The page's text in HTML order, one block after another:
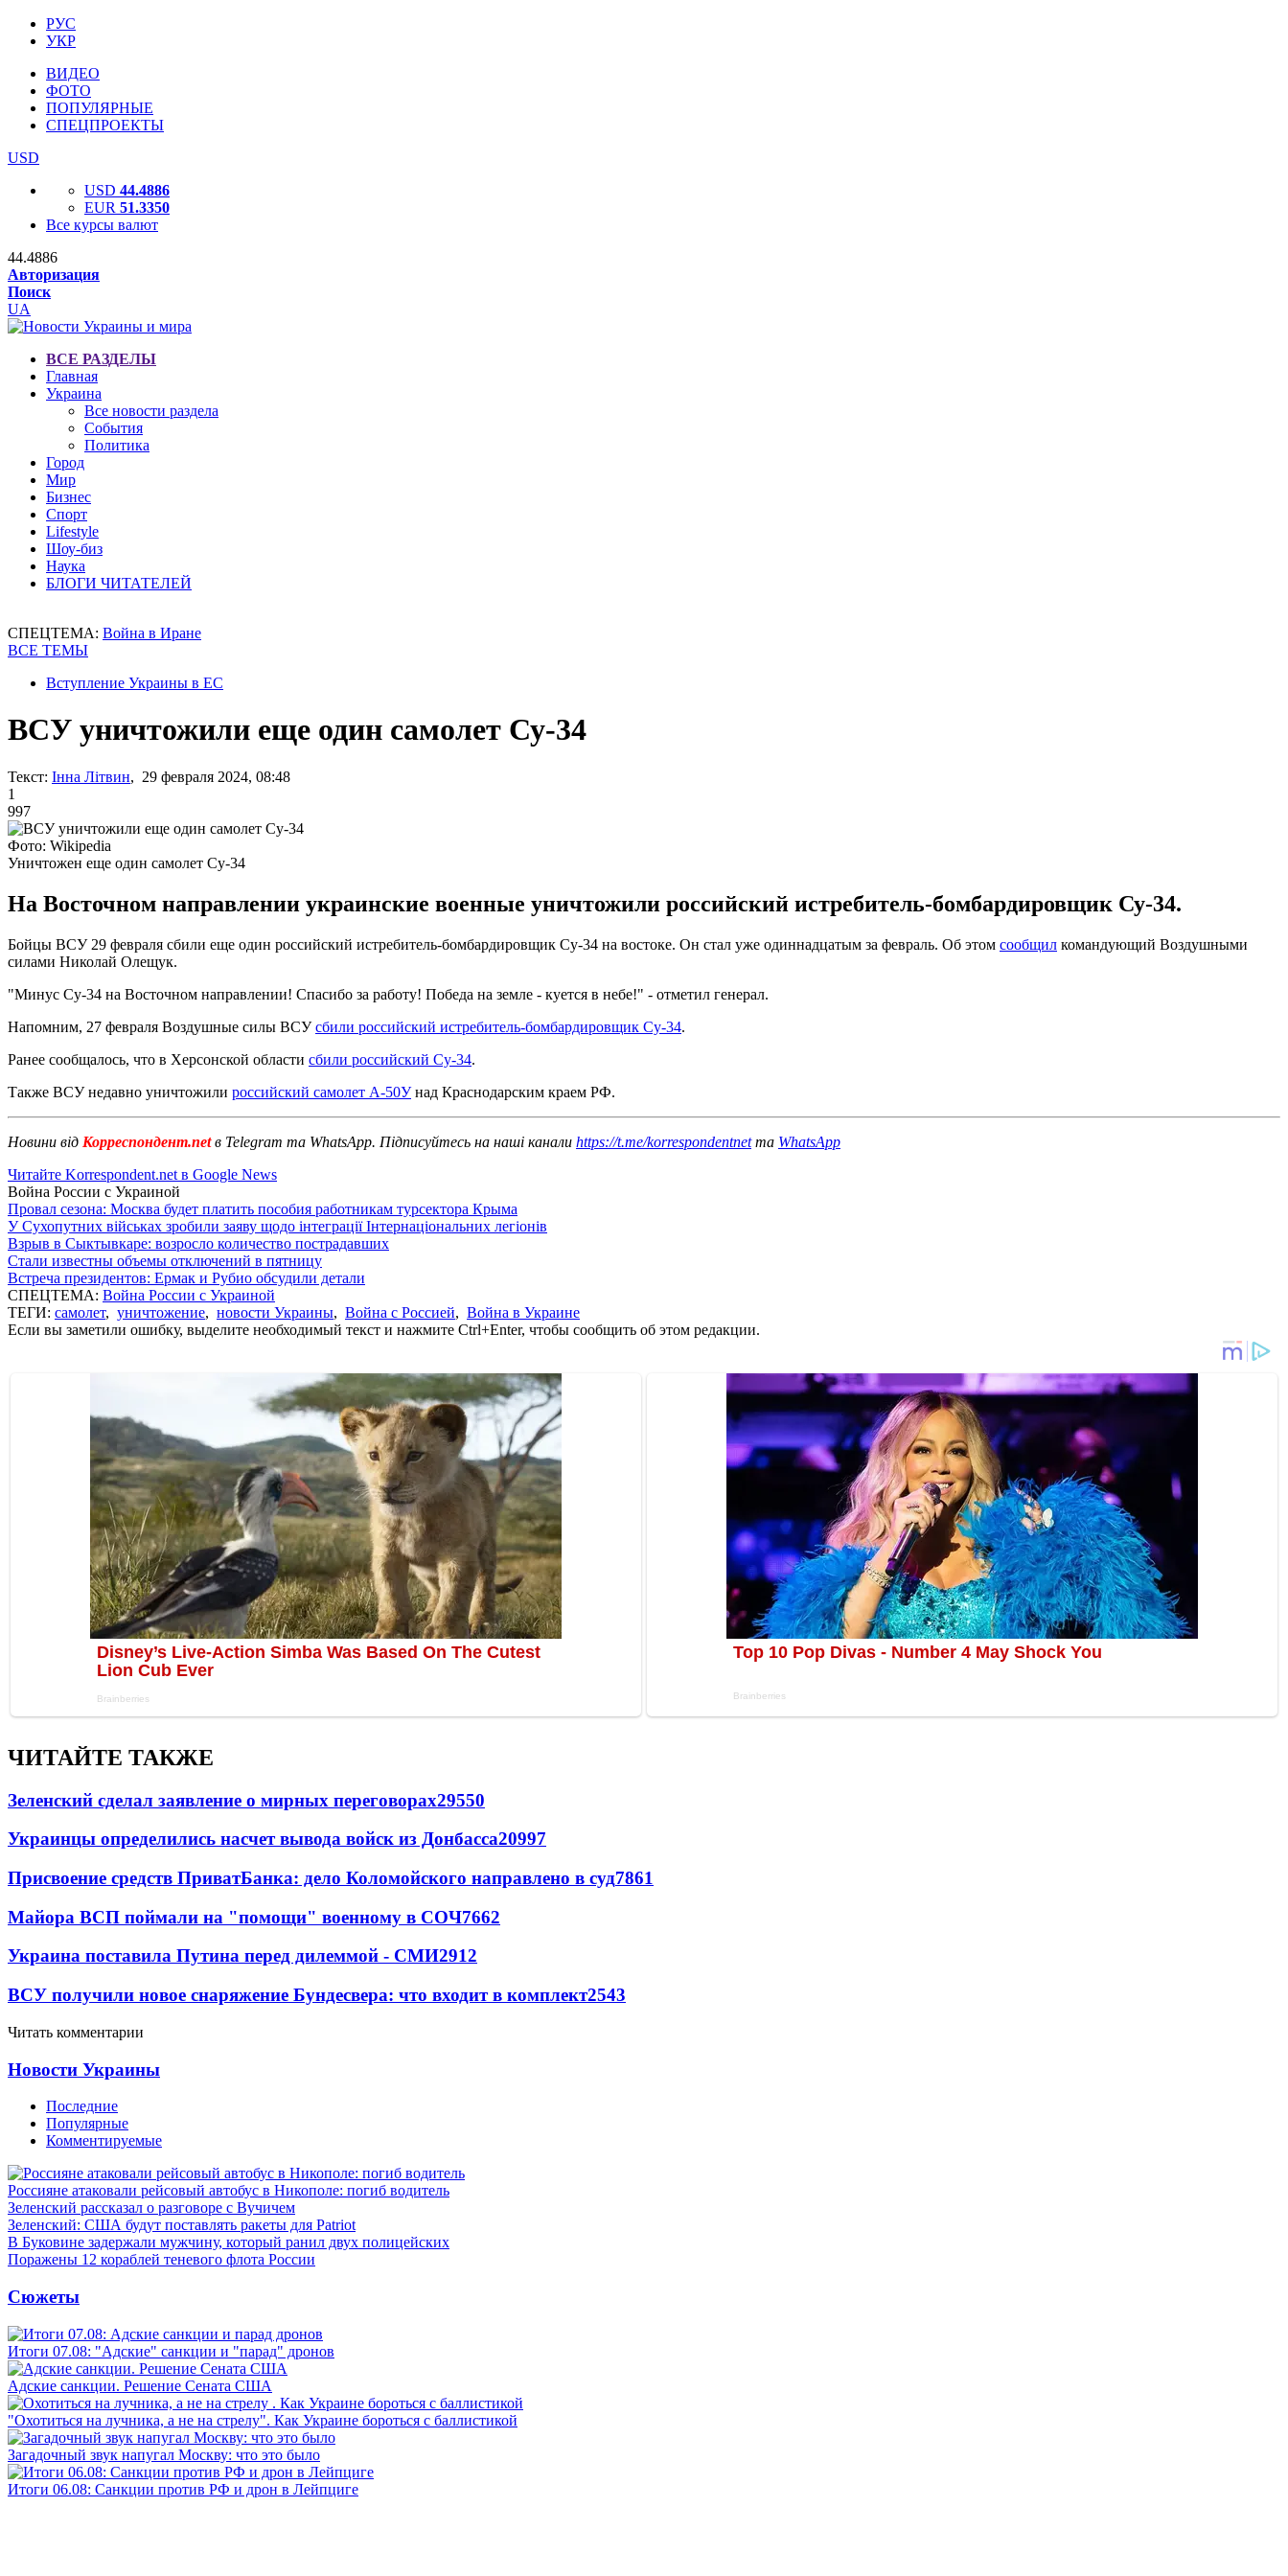
РУС
УКР
ВИДЕО
ФОТО
ПОПУЛЯРНЫЕ
СПЕЦПРОЕКТЫ
USD
USD 44.4886
EUR 51.3350
Все курсы валют
44.4886
Авторизация
Поиск
UA
ВСЕ РАЗДЕЛЫ
Главная
Украина
Все новости раздела
События
Политика
Город
Мир
Бизнес
Спорт
Lifestyle
Шоу-биз
Наука
БЛОГИ ЧИТАТЕЛЕЙ
СПЕЦТЕМА: Война в Иране
ВСЕ ТЕМЫ
Вступление Украины в ЕС
ВСУ уничтожили еще один самолет Су-34
Текст: Інна Літвин, 29 февраля 2024, 08:48
1
997
Фото: Wikipedia
Уничтожен еще один самолет Су-34
На Восточном направлении украинские военные уничтожили российский истребитель-бомбардировщик Су-34.
Бойцы ВСУ 29 февраля сбили еще один российский истребитель-бомбардировщик Су-34 на востоке. Он стал уже одиннадцатым за февраль. Об этом сообщил командующий Воздушными
силами Николай Олещук.
"Минус Су-34 на Восточном направлении! Спасибо за работу! Победа на земле - куется в небе!" - отметил генерал.
Напомним, 27 февраля Воздушные силы ВСУсбили российский истребитель-бомбардировщик Су-34.
Ранее сообщалось, что в Херсонской области сбили российский Су-34.
Также ВСУ недавно уничтожили российский самолет А-50Унад Краснодарским краем РФ.
Новини від Корреспондент.netв Telegram та WhatsApp. Підписуйтесь на наші канали https://t.me/korrespondentnetта WhatsApp
Читайте Korrespondent.net в Google News
Война России с Украиной
Провал сезона: Москва будет платить пособия работникам турсектора Крыма
У Сухопутних військах зробили заяву щодо інтеграції Інтернаціональних легіонів
Взрыв в Сыктывкаре: возросло количество пострадавших
Стали известны объемы отключений в пятницу
Встреча президентов: Ермак и Рубио обсудили детали
СПЕЦТЕМА: Война России с Украиной
ТЕГИ: самолет, уничтожение, новости Украины, Война с Россией, Война в Украине
Если вы заметили ошибку, выделите необходимый текст и нажмите Ctrl+Enter, чтобы сообщить об этом редакции.
ЧИТАЙТЕ ТАКЖЕ
Зеленский сделал заявление о мирных переговорах29550
Украинцы определились насчет вывода войск из Донбасса20997
Присвоение средств ПриватБанка: дело Коломойского направлено в суд7861
Майора ВСП поймали на "помощи" военному в СОЧ7662
Украина поставила Путина перед дилеммой - СМИ2912
ВСУ получили новое снаряжение Бундесвера: что входит в комплект2543
Читать комментарии
Новости Украины
Последние
Популярные
Комментируемые
Россияне атаковали рейсовый автобус в Никополе: погиб водитель
Зеленский рассказал о разговоре с Вучичем
Зеленский: США будут поставлять ракеты для Patriot
В Буковине задержали мужчину, который ранил двух полицейских
Поражены 12 кораблей теневого флота России
Сюжеты
Итоги 07.08: "Адские" санкции и "парад" дронов
Адские санкции. Решение Сената США
"Охотиться на лучника, а не на стрелу". Как Украине бороться с баллистикой
Загадочный звук напугал Москву: что это было
Итоги 06.08: Санкции против РФ и дрон в Лейпциге